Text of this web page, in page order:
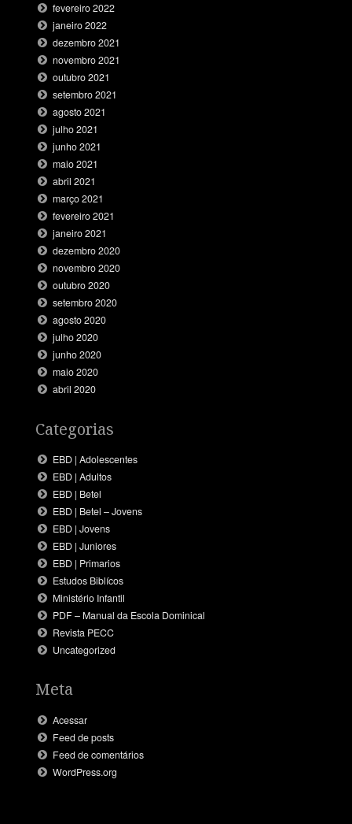
fevereiro 2022
janeiro 2022
dezembro 2021
novembro 2021
outubro 2021
setembro 2021
agosto 2021
julho 2021
junho 2021
maio 2021
abril 2021
março 2021
fevereiro 2021
janeiro 2021
dezembro 2020
novembro 2020
outubro 2020
setembro 2020
agosto 2020
julho 2020
junho 2020
maio 2020
abril 2020
Categorias
EBD | Adolescentes
EBD | Adultos
EBD | Betel
EBD | Betel – Jovens
EBD | Jovens
EBD | Juniores
EBD | Primarios
Estudos Biblícos
Ministério Infantil
PDF – Manual da Escola Dominical
Revista PECC
Uncategorized
Meta
Acessar
Feed de posts
Feed de comentários
WordPress.org